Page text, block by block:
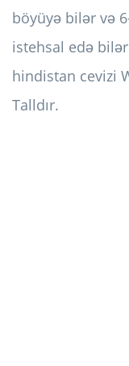
böyüyə bilər və
istehsal edə
hindistan cevizi
Talldır.